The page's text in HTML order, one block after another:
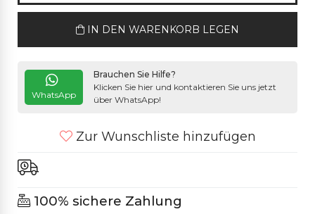
IN DEN WARENKORB LEGEN
WhatsApp
Brauchen Sie Hilfe?
Klicken Sie hier und kontaktieren Sie uns jetzt
über WhatsApp!
Zur Wunschliste hinzufügen
100% sichere Zahlung